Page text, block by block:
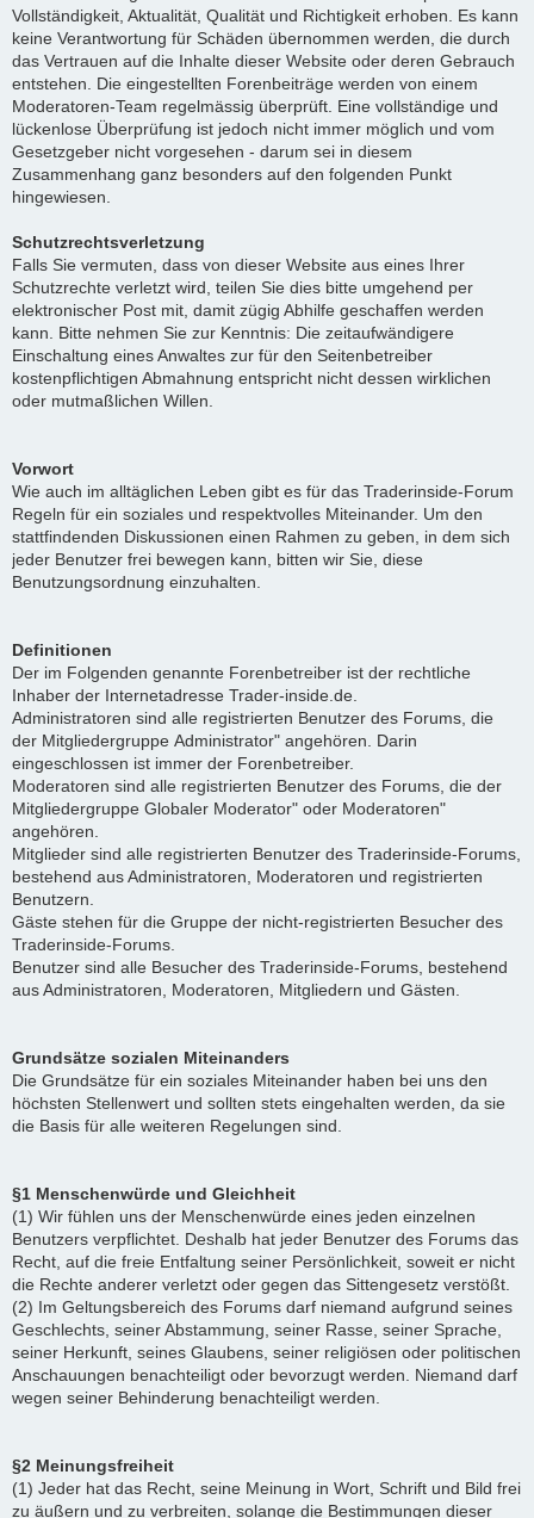
Vollständigkeit, Aktualität, Qualität und Richtigkeit erhoben. Es kann
keine Verantwortung für Schäden übernommen werden, die durch
das Vertrauen auf die Inhalte dieser Website oder deren Gebrauch
entstehen. Die eingestellten Forenbeiträge werden von einem
Moderatoren-Team regelmässig überprüft. Eine vollständige und
lückenlose Überprüfung ist jedoch nicht immer möglich und vom
Gesetzgeber nicht vorgesehen - darum sei in diesem
Zusammenhang ganz besonders auf den folgenden Punkt
hingewiesen.
Schutzrechtsverletzung
Falls Sie vermuten, dass von dieser Website aus eines Ihrer
Schutzrechte verletzt wird, teilen Sie dies bitte umgehend per
elektronischer Post mit, damit zügig Abhilfe geschaffen werden
kann. Bitte nehmen Sie zur Kenntnis: Die zeitaufwändigere
Einschaltung eines Anwaltes zur für den Seitenbetreiber
kostenpflichtigen Abmahnung entspricht nicht dessen wirklichen
oder mutmaßlichen Willen.
Vorwort
Wie auch im alltäglichen Leben gibt es für das Traderinside-Forum
Regeln für ein soziales und respektvolles Miteinander. Um den
stattfindenden Diskussionen einen Rahmen zu geben, in dem sich
jeder Benutzer frei bewegen kann, bitten wir Sie, diese
Benutzungsordnung einzuhalten.
Definitionen
Der im Folgenden genannte Forenbetreiber ist der rechtliche
Inhaber der Internetadresse Trader-inside.de.
Administratoren sind alle registrierten Benutzer des Forums, die
der Mitgliedergruppe Administrator" angehören. Darin
eingeschlossen ist immer der Forenbetreiber.
Moderatoren sind alle registrierten Benutzer des Forums, die der
Mitgliedergruppe Globaler Moderator" oder Moderatoren"
angehören.
Mitglieder sind alle registrierten Benutzer des Traderinside-Forums,
bestehend aus Administratoren, Moderatoren und registrierten
Benutzern.
Gäste stehen für die Gruppe der nicht-registrierten Besucher des
Traderinside-Forums.
Benutzer sind alle Besucher des Traderinside-Forums, bestehend
aus Administratoren, Moderatoren, Mitgliedern und Gästen.
Grundsätze sozialen Miteinanders
Die Grundsätze für ein soziales Miteinander haben bei uns den
höchsten Stellenwert und sollten stets eingehalten werden, da sie
die Basis für alle weiteren Regelungen sind.
§1 Menschenwürde und Gleichheit
(1) Wir fühlen uns der Menschenwürde eines jeden einzelnen
Benutzers verpflichtet. Deshalb hat jeder Benutzer des Forums das
Recht, auf die freie Entfaltung seiner Persönlichkeit, soweit er nicht
die Rechte anderer verletzt oder gegen das Sittengesetz verstößt.
(2) Im Geltungsbereich des Forums darf niemand aufgrund seines
Geschlechts, seiner Abstammung, seiner Rasse, seiner Sprache,
seiner Herkunft, seines Glaubens, seiner religiösen oder politischen
Anschauungen benachteiligt oder bevorzugt werden. Niemand darf
wegen seiner Behinderung benachteiligt werden.
§2 Meinungsfreiheit
(1) Jeder hat das Recht, seine Meinung in Wort, Schrift und Bild frei
zu äußern und zu verbreiten, solange die Bestimmungen dieser